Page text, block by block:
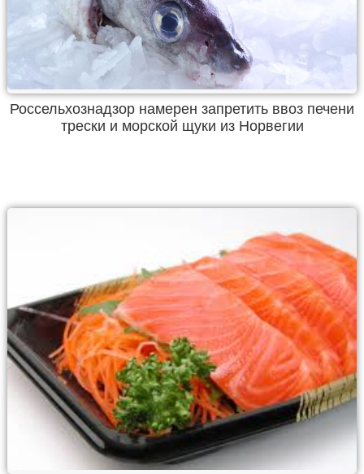
Россельхознадзор намерен запретить ввоз печени
трески и морской щуки из Норвегии